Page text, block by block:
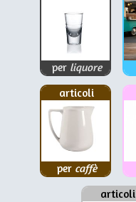
per liquore
articoli
per caffè
articoli